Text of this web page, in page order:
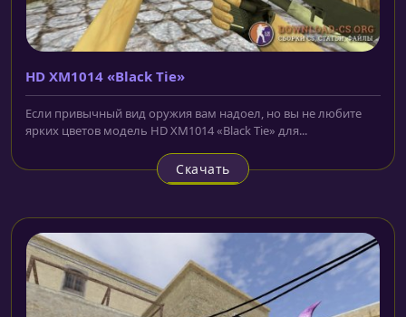
HD XM1014 «Black Tie»
Если привычный вид оружия вам надоел, но вы не любите
ярких цветов модель HD XM1014 «Black Tie» для...
Скачать